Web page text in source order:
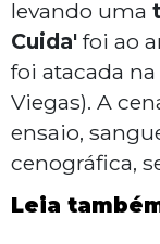
levando uma
Cuida' foi ao
foi atacada
Viegas). A
ensaio,
cenográfica,
Leia